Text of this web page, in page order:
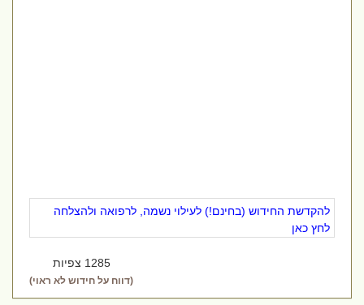
להקדשת החידוש (בחינם!) לעילוי נשמה, לרפואה ולהצלחה
לחץ כאן
1285 צפיות
(דווח על חידוש לא ראוי)